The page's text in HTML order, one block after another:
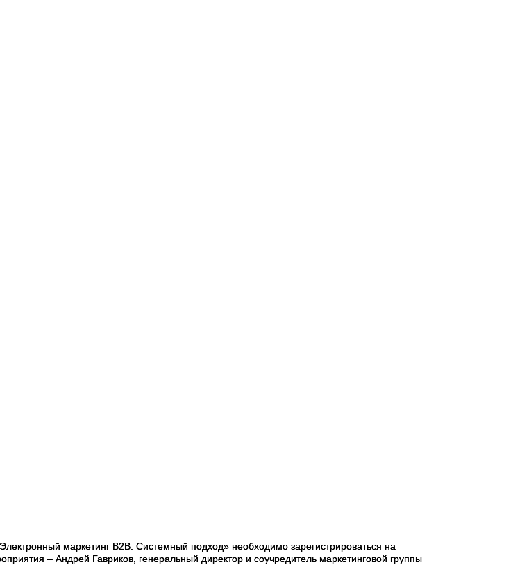
маркетинг В2В. Системный подход» необходимо зарегистрироваться на
– Андрей Гавриков, генеральный директор и соучредитель маркетинговой группы